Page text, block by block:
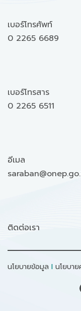
เบอร์โทรศัพท์
0 2265 6689
เบอร์โทรสาร
0 2265 6511
อีเมล
ติดต่อเรา
นโยบายข้อมูล I นโยบา